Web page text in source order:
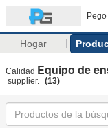
Hogar
Calidad Equipo de
supplier. (13)